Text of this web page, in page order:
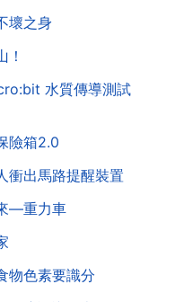
壞之身
水質傳導測試
險箱2.0
衝出馬路提醒裝置
—重力車
物色素要識分